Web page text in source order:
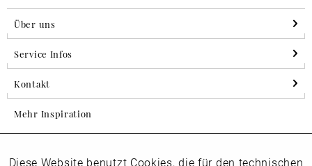
Über uns
Service Infos
Kontakt
Mehr Inspiration
Folgen Sie uns auf Instagram Aktiv
Diese Website benutzt Cookies, die für den technischen